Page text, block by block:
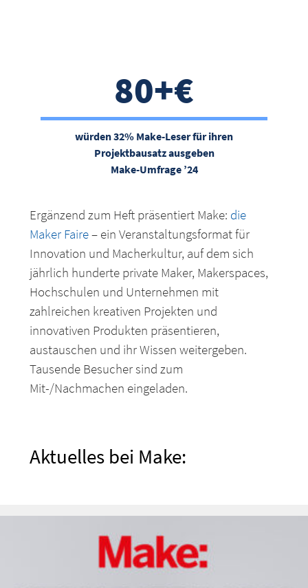
80+€
würden 32% Make-Leser für ihren
Projektbausatz ausgeben
Make-Umfrage ’24
Ergänzend zum Heft präsentiert Make: die
Maker Faire– ein Veranstaltungsformat für
Innovation und Macherkultur, auf dem sich
jährlich hunderte private Maker, Makerspaces,
Hochschulen und Unternehmen mit
zahlreichen kreativen Projekten und
innovativen Produkten präsentieren,
austauschen und ihr Wissen weitergeben.
Tausende Besucher sind zum
Mit-/Nachmachen eingeladen.
Aktuelles bei Make: